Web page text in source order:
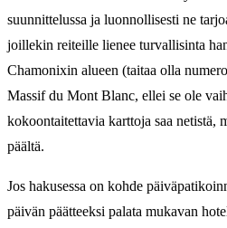
suunnittelussa ja luonnollisesti ne
joillekin reiteille lienee turvallisinta
Chamonixin alueen (taitaa olla
Massif du Mont Blanc, ellei se ole
kokoontaitettavia karttoja saa netistä,
päältä.
Jos hakusessa on kohde
päivän päätteeksi palata mukavan